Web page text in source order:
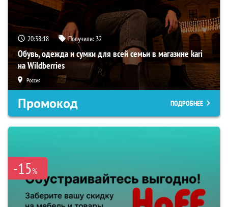
20:38:18 Получили: 32
Обувь, одежда и сумки для всей семьи в магазине kari
на Wildberries
Россия
Промокод ПОДРОБНЕЕ
-15%